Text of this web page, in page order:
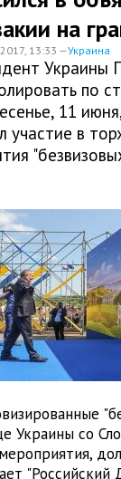
на
13:33 —Украина
Украины
по
11
участие в
Украины со
"Российский